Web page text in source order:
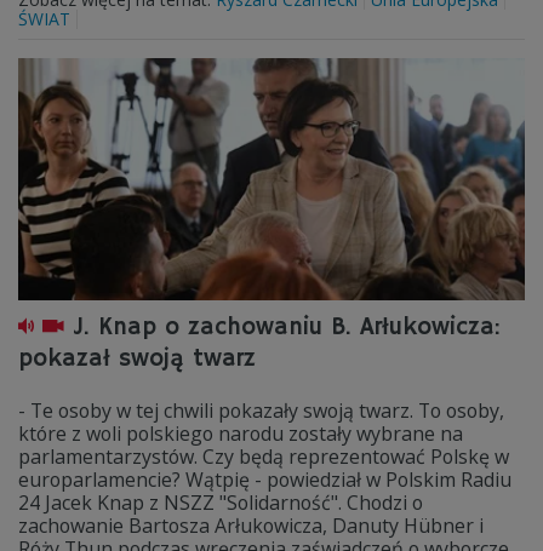
ŚWIAT
J. Knap o zachowaniu B. Arłukowicza:
pokazał swoją twarz
- Te osoby w tej chwili pokazały swoją twarz. To osoby,
które z woli polskiego narodu zostały wybrane na
parlamentarzystów. Czy będą reprezentować Polskę w
europarlamencie? Wątpię - powiedział w Polskim Radiu
24 Jacek Knap z NSZZ "Solidarność". Chodzi o
zachowanie Bartosza Arłukowicza, Danuty Hübner i